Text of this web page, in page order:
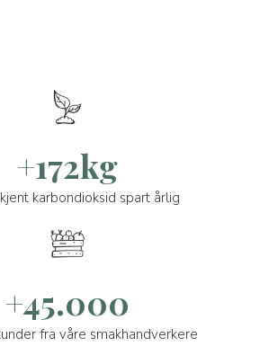
+172kg
karbondioksid spart årlig
+45.000
fra våre smakhandverkere